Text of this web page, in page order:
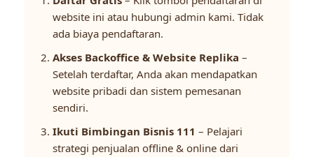
website ini atau hubungi admin kami. Tidak
ada biaya pendaftaran.
Akses Backoffice & Website Replika –
Setelah terdaftar, Anda akan mendapatkan
website pribadi dan sistem pemesanan
sendiri.
Ikuti Bimbingan Bisnis 111 – Pelajari
strategi penjualan offline & online dari